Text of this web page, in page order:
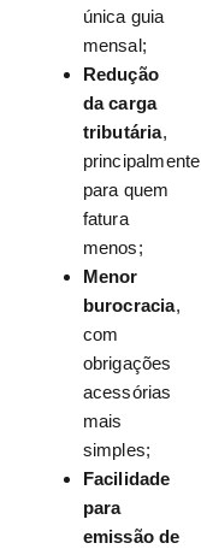
única guia
mensal;
Redução
da carga
tributária,
principalmente
para quem
fatura
menos;
Menor
burocracia,
com
obrigações
acessórias
mais
simples;
Facilidade
para
emissão de